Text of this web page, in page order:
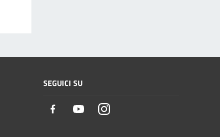
SEGUICI SU
Facebook YoutubeInstagram